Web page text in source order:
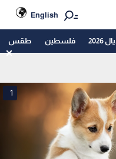
English
2026 فلسطين طقس
1